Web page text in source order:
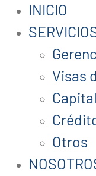
INICIO
Visas
Otros